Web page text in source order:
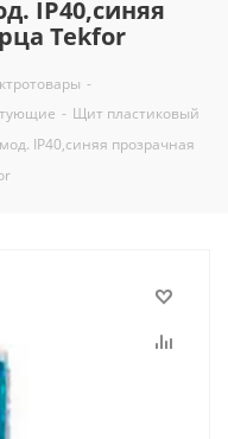
IP40,синяя
Tekfor
-
- Щит пластиковый
IP40,синяя прозрачная